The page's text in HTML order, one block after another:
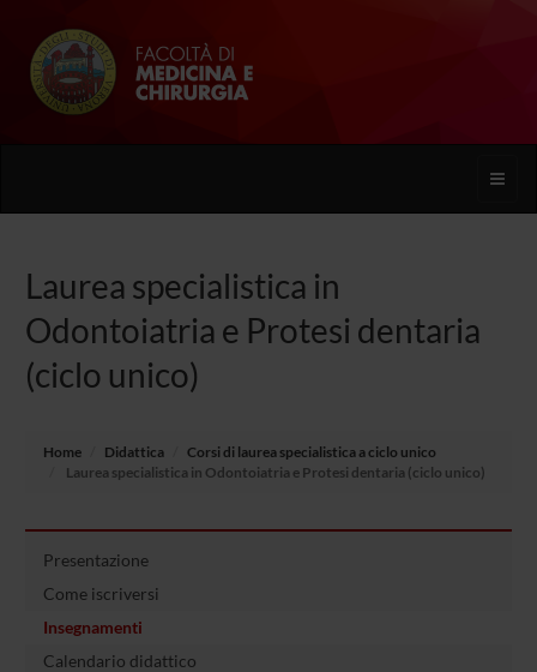
Toggle
Laurea specialistica in
Odontoiatria e Protesi dentaria
(ciclo unico)
Home Didattica
Corsi di laurea specialistica a ciclo unico
Laurea specialistica in Odontoiatria e Protesi dentaria (ciclo unico)
Presentazione
Come iscriversi
Insegnamenti
Calendario didattico